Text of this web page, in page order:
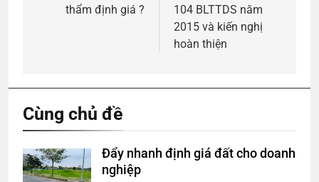
thẩm định giá ?
104 BLTTDS năm
2015 và kiến nghị
hoàn thiện
Cùng chủ đề
Đẩy nhanh định giá đất cho doanh
nghiệp